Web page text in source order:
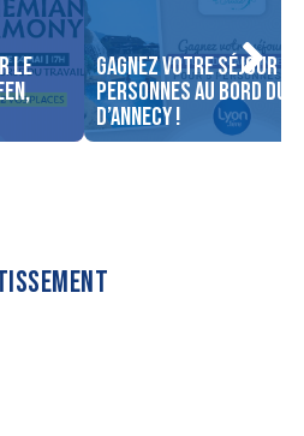
le
Gagnez votre séjour
personnes au bord du
d’Annecy !